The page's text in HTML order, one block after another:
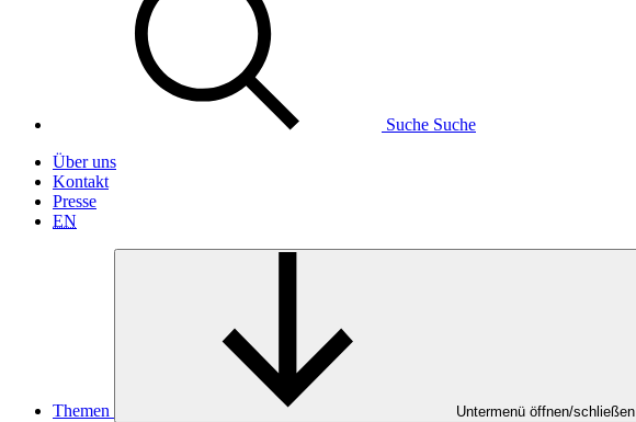
Suche Suche
Über uns
Kontakt
Presse
EN
Themen Untermenü öffnen/schließen